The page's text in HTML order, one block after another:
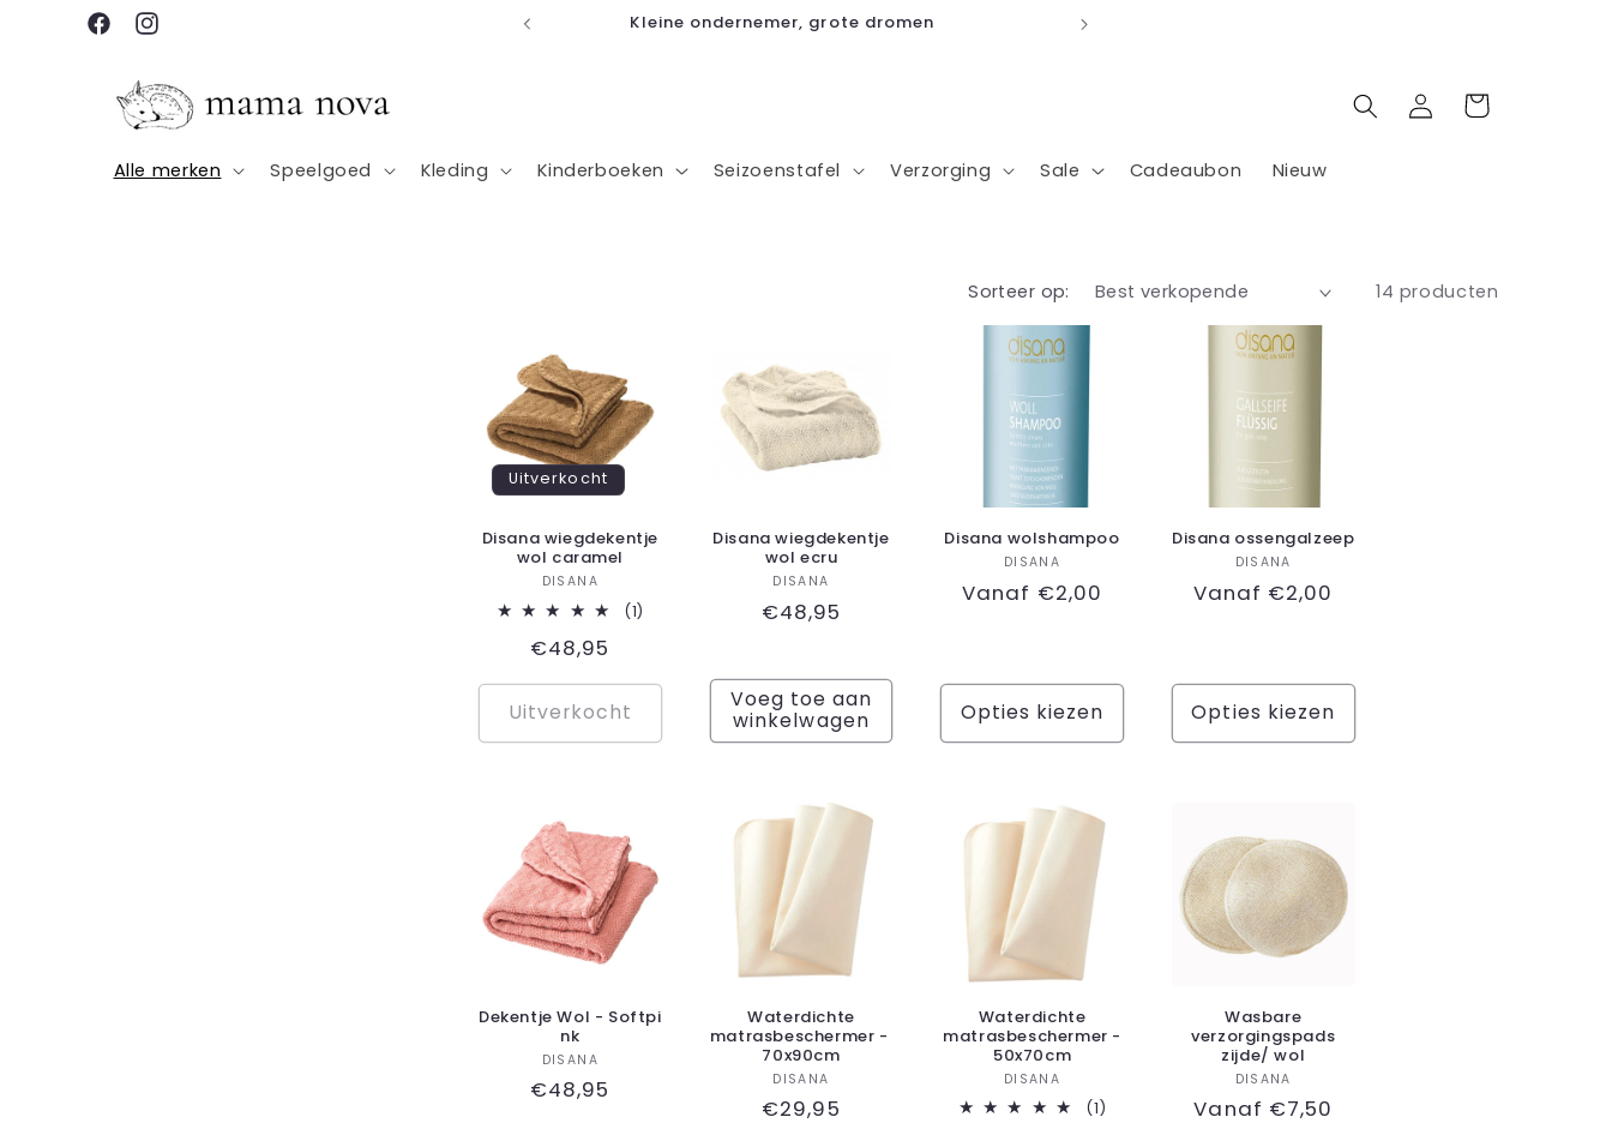
Meteen
naar deFacebookInstagram
Gratis verzending vanaf €100 Kleine ondernemer, grote dromen
Alle merken Speelgoed Kleding Kinderboeken Seizoenstafel Verzorging Sale Cadeaubon Nieuw
Inloggen
Winkelwagen
Sorteer op: 14 producten
Uitverkocht
Disana wiegdekentje
wol caramel
Verkoper:
DISANA
(1)
Normale
€48,95
Uitverkocht
Disana wiegdekentje
wol ecru
Verkoper:
DISANA
Normale
€48,95
Voeg toe aan
winkelwagen
Disana wolshampoo
Verkoper:
DISANA
Normale
Vanaf €2,00
Opties kiezen
Disana ossengalzeep
Verkoper:
DISANA
Normale
Vanaf €2,00
Opties kiezen
Dekentje Wol - Softpi
nk
Verkoper:
DISANA
Normale
€48,95
Waterdichte
matrasbeschermer -
70x90cm
Verkoper:
DISANA
Normale
€29,95
Waterdichte
matrasbeschermer -
50x70cm
Verkoper:
DISANA
(1)
Wasbare
verzorgingspads
zijde/ wol
Verkoper:
DISANA
Normale
Vanaf €7,50